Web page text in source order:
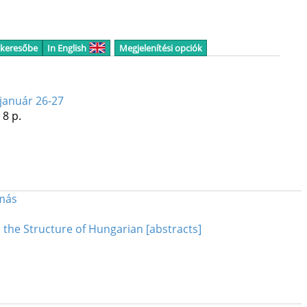
In English Megjelenítési opciók
26-27
p.
Structure of Hungarian [abstracts]